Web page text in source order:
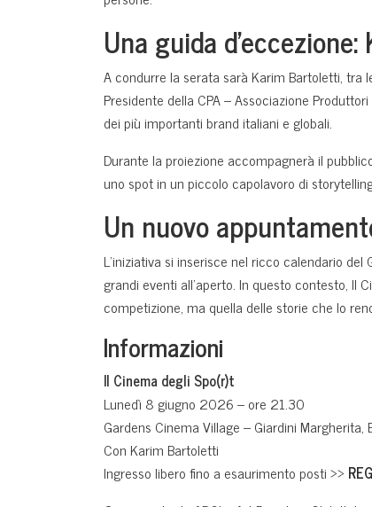
Una guida
A condurre la serata sarà Karim Bartoletti, tra
Presidente della CPA – Associazione
dei più importanti brand italiani e globali.
Durante la proiezione accompagnerà il
uno spot in un piccolo capolavoro di
Un nuovo
L’iniziativa si inserisce nel ricco calendario
grandi eventi all’aperto. In questo contesto, Il
competizione, ma quella delle storie che lo
Informazioni
Il Cinema degli Spo(r)t
Lunedì 8 giugno 2026 – ore 21.30
Gardens Cinema Village – Giardini Margherita,
Con Karim Bartoletti
Ingresso libero fino a esaurimento posti >>